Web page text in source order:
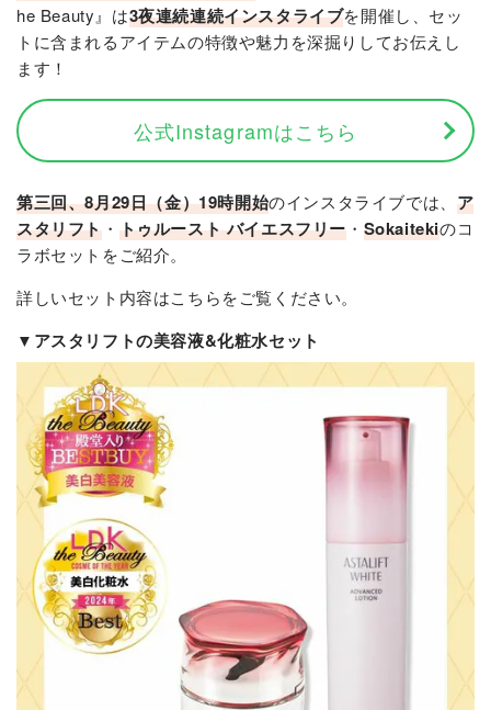
he Beauty』は3夜連続連続インスタライブを開催し、セッ
トに含まれるアイテムの特徴や魅力を深掘りしてお伝えし
ます！
公式Instagramはこちら
第三回、8月29日（金）19時開始のインスタライブでは、 ア
スタリフト ・ トゥルースト バイエスフリー ・ Sokaitekiのコ
ラボセットをご紹介。
詳しいセット内容はこちらをご覧ください。
▼アスタリフトの美容液&化粧水セット